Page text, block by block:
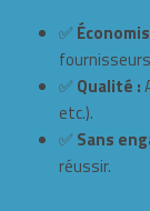
✅
✅ Qualité :
etc.).
✅ Sans
réussir.